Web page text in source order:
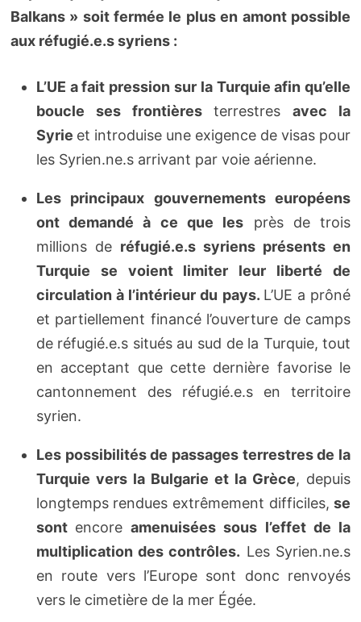
Balkans » soit fermée le plus en amont possible
aux réfugié.e.s syriens :
L’UE a fait pression sur la Turquie afin qu’elle
boucle ses frontièresterrestresavec la
Syrie et introduise une exigence de visas pour
les Syrien.ne.s arrivant par voie aérienne.
Les principaux gouvernements européens
ont demandé à ce que les près de trois
millions de réfugié.e.s syriens présents en
Turquie se voient limiter leur liberté de
circulation à l’intérieur du pays. L’UE a prôné
et partiellement financé l’ouverture de camps
de réfugié.e.s situés au sud de la Turquie, tout
en acceptant que cette dernière favorise le
cantonnement des réfugié.e.s en territoire
syrien.
Les possibilités de passages terrestres de la
Turquie vers la Bulgarie et la Grèce, depuis
longtemps rendues extrêmement difficiles,se
sont encoreamenuisées sous l’effet de la
multiplication des contrôles. Les Syrien.ne.s
en route vers l’Europe sont donc renvoyés
vers le cimetière de la mer Égée.